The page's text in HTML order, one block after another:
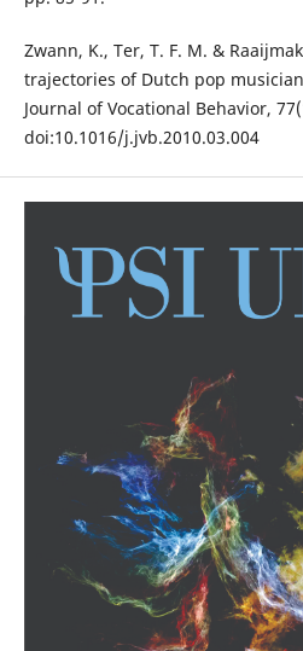
Zwann, K., Ter, T. F. M. &
trajectories of Dutch pop
Journal of Vocational Behavior,
doi:10.1016/j.jvb.2010.03.004